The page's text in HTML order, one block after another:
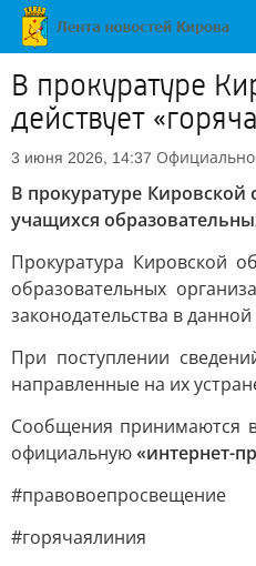
В прокуратуре
действует
3 июня 2026, 14:37 Официально
В прокуратуре Кировской
учащихся
Прокуратура Кировской
образовательных
законодательства в
При поступлении
направленные на их
Сообщения принимаются
официальную«интернет-
#правовоепросвещение
#горячаялиния